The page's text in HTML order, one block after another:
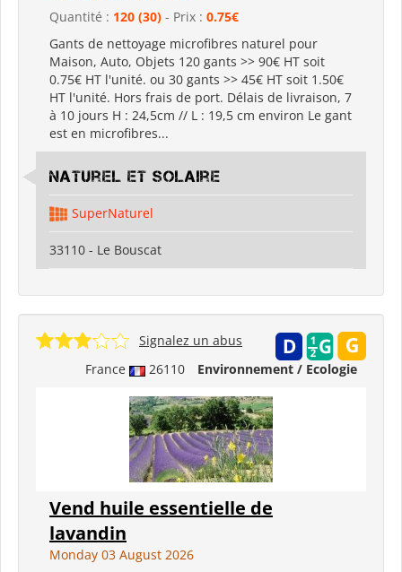
Quantité : 120 (30) - Prix : 0.75€
Gants de nettoyage microfibres naturel pour
Maison, Auto, Objets 120 gants >> 90€ HT soit
0.75€ HT l'unité. ou 30 gants >> 45€ HT soit 1.50€
HT l'unité. Hors frais de port. Délais de livraison, 7
à 10 jours H : 24,5cm // L : 19,5 cm environ Le gant
est en microfibres...
Naturel et Solaire
SuperNaturel
33110 - Le Bouscat
France 26110 Environnement / Ecologie
Signalez un abus
Vend huile essentielle de
lavandin
Monday 03 August 2026